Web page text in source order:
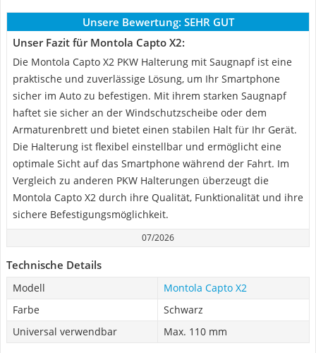
Unsere Bewertung: SEHR GUT
Unser Fazit für Montola Capto X2:
Die Montola Capto X2 PKW Halterung mit Saugnapf ist eine
praktische und zuverlässige Lösung, um Ihr Smartphone
sicher im Auto zu befestigen. Mit ihrem starken Saugnapf
haftet sie sicher an der Windschutzscheibe oder dem
Armaturenbrett und bietet einen stabilen Halt für Ihr Gerät.
Die Halterung ist flexibel einstellbar und ermöglicht eine
optimale Sicht auf das Smartphone während der Fahrt. Im
Vergleich zu anderen PKW Halterungen überzeugt die
Montola Capto X2 durch ihre Qualität, Funktionalität und ihre
sichere Befestigungsmöglichkeit.
07/2026
Technische Details
Modell
Montola Capto X2
Farbe
Schwarz
Universal verwendbar
Max. 110 mm